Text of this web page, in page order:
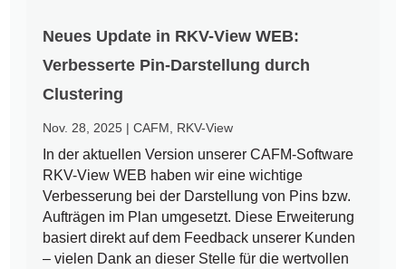
Neues Update in RKV-View WEB:
Verbesserte Pin-Darstellung durch
Clustering
Nov. 28, 2025 |CAFM RKV-View
In der aktuellen Version unserer CAFM-Software
RKV-View WEB haben wir eine wichtige
Verbesserung bei der Darstellung von Pins bzw.
Aufträgen im Plan umgesetzt. Diese Erweiterung
basiert direkt auf dem Feedback unserer Kunden
– vielen Dank an dieser Stelle für die wertvollen